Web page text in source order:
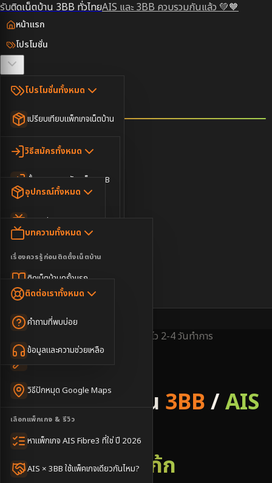
รับติดเน็ตบ้าน 3BB ทั่วไทยAIS และ 3BB ควบรวมกันแล้ว 💚🧡
หน้าแรก
โปรโมชั่น
โปรโมชั่นทั้งหมด
เปรียบเทียบแพ็กเกจเน็ตบ้าน
เน็ตบ้าน Super Fast
เน็ตบ้าน 2Gbps
เน็ตบ้านพร้อมกล่องทีวี
เน็ตบ้าน + Netflix
เน็ตบ้าน + บริการเสริม
เน็ตบ้านแรงทุกชั้น
ตรวจสอบพื้นที่
วิธีสมัครทั้งหมด
ขั้นตอนการสมัครเน็ต 3BB
อุปกรณ์
อุปกรณ์ทั้งหมด
AIS Play Box
Dongle เน็ตสำรอง
บทความ
บทความทั้งหมด
เรื่องควรรู้ก่อนติดตั้งเน็ตบ้าน
ติดเน็ตบ้านครั้งแรก
เทคนิคขอคิวช่างได้ไว
วิธีปักหมุด Google Maps
เลือกแพ็กเกจ & รีวิว
หาแพ็กเกจ AIS Fibre3 ที่ใช่ ปี 2026
AIS × 3BB ใช้แพ็คเกจเดียวกันไหม?
ข่าวสาร
ติดต่อเราทั้งหมด
คำถามที่พบบ่อย
ข้อมูลและความช่วยเหลือ
🇹🇭🇬🇧
ติดตั้งไว 2-4 วันทำการ
3BB & AIS Fibre
รับติดตั้งเน็ตบ้าน 3BB/AIS
Fibre
อำเภอเหล่าเสือโก้ก